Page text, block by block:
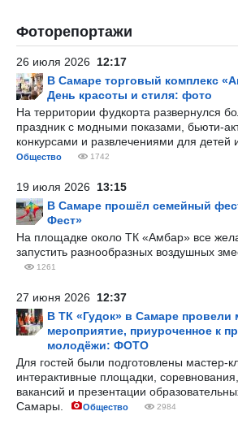
Фоторепортажи
26 июля 2026 12:17
В Самаре торговый комплекс
День красоты и стиля: фото
На территории фудкорта развернулся
праздник с модными показами, бьюти-
конкурсами и развлечениями для детей
Общество 1742
19 июля 2026 13:15
В Самаре прошёл семейный
Фест»
На площадке около ТК «Амбар» все
запустить разнообразных воздушных
1261
27 июня 2026 12:37
В ТК «Гудок» в Самаре провели
мероприятие, приуроченное к
молодёжи: ФОТО
Для гостей были подготовлены мастер-
интерактивные площадки,
вакансий и презентации
Самары.
Общество 2984